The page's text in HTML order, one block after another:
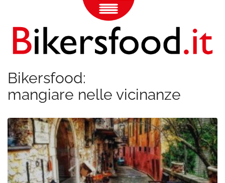
Bikersfood:
mangiare nelle vicinanze